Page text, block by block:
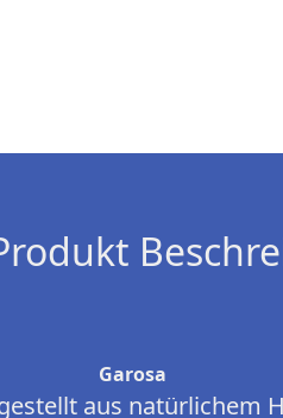
Garosa
aus natürlichem